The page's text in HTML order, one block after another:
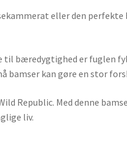
eller den perfekte
bæredygtighed er fuglen
bamser kan gøre en stor
Republic. Med denne
liv.